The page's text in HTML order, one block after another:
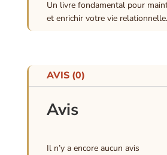
Un livre fondamental pour
et enrichir votre vie relationnelle.
AVIS (0)
Avis
Il n’y a encore aucun avis